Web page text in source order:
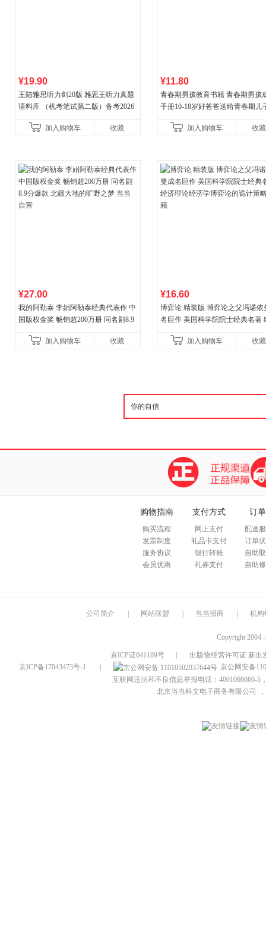
¥19.90
王陆雅思听力剑20版 雅思王听力真题
语料库 （机考笔试第二版）备考2026
新增在
加入购物车 收藏
¥11.80
青春期男孩教育书籍 青春期男孩
手册10-18岁好爸爸送给青春期儿
期教育书籍加入购物车 收藏
¥27.00
我的阿勒泰 李娟阿勒泰经典代表作 中
国版权金奖 畅销超200万册 同名剧8.9
加入购物车
收藏
¥16.60
博弈论 精装版 博弈论之父冯诺依
名巨作 美国科学院院士经典名著
加入购物车
收藏
购物指南
购买流程
发票制度
服务协议
会员优惠
支付方式
网上支付
礼品卡支付
银行转账
礼券支付
订
配送
订单
自助
自助
公司简介 网站联盟 当当招商 机构
Copyright 2004
京ICP证041189号
出版物经营许可证 新出
京ICP备17043473号-1
京公网安备
互联网违法和不良信息举报电话：4001066666-5
北京当当科文电子商务有限公司